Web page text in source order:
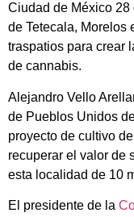
Ciudad de México
de Tetecala, Morelos
traspatios para crear
de cannabis.
Alejandro Vello
de Pueblos Unidos
proyecto de cultivo
recuperar el valor de
esta localidad de 10
El presidente de la